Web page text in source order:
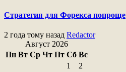
Стратегия для Форекса попроще
2 года тому назад Redactor
Август 2026
Пн Вт Ср Чт Пт Сб Вс
1
2